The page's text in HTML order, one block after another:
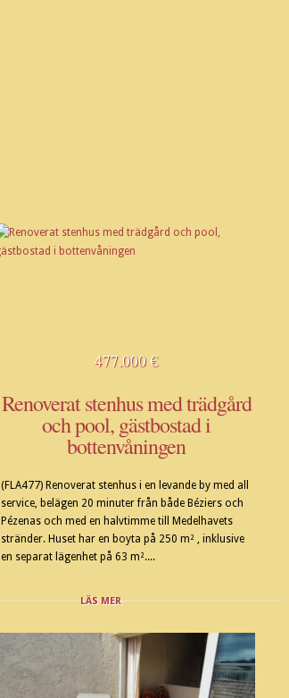
477.000 €
Renoverat stenhus med trädgård
och pool, gästbostad i
bottenvåningen
(FLA477) Renoverat stenhus i en levande by med all
service, belägen 20 minuter från både Béziers och
Pézenas och med en halvtimme till Medelhavets
stränder. Huset har en boyta på 250 m² , inklusive
en separat lägenhet på 63 m²....
LÄS MER